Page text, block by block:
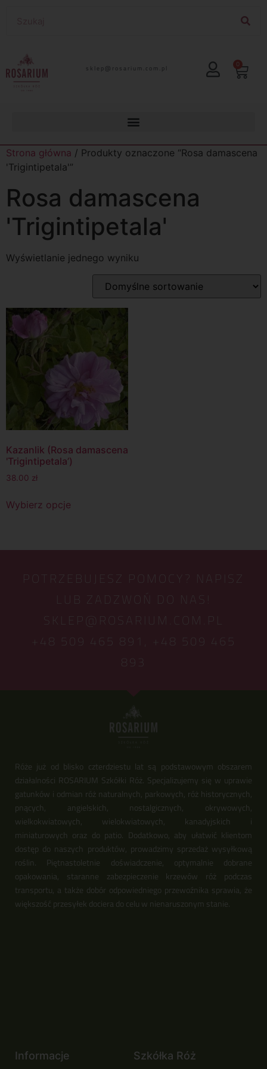
lp.moc.muirasor@pelks 0
Strona główna / Produkty oznaczone “Rosa damascena
'Trigintipetala'”
Rosa damascena
'Trigintipetala'
Wyświetlanie jednego wyniku
Kazanlik (Rosa damascena
'Trigintipetala’)
38.00 zł
Wybierz opcje
POTRZEBUJESZ POMOCY? NAPISZ
LUB ZADZWOŃ DO NAS!
SKLEP@ROSARIUM.COM.PL
+48 509 465 891,
+48 509 465
893
Róże już od blisko czterdziestu lat są podstawowym obszarem
działalności ROSARIUM Szkółki Róż. Specjalizujemy się w uprawie
gatunków i odmian róż naturalnych, parkowych, róż historycznych,
pnących, angielskich, nostalgicznych, okrywowych,
wielkokwiatowych, wielokwiatowych, kanadyjskich i
miniaturowych oraz do patio. Dodatkowo, aby ułatwić klientom
dostęp do naszych produktów, prowadzimy sprzedaż wysyłkową
roślin. Piętnastoletnie doświadczenie, optymalnie dobrane
opakowania, staranne zabezpieczenie krzewów róż podczas
transportu, a także dobór odpowiedniego przewoźnika sprawia, że
większość przesyłek dociera do celu w nienaruszonym stanie.
Informacje Szkółka Róż